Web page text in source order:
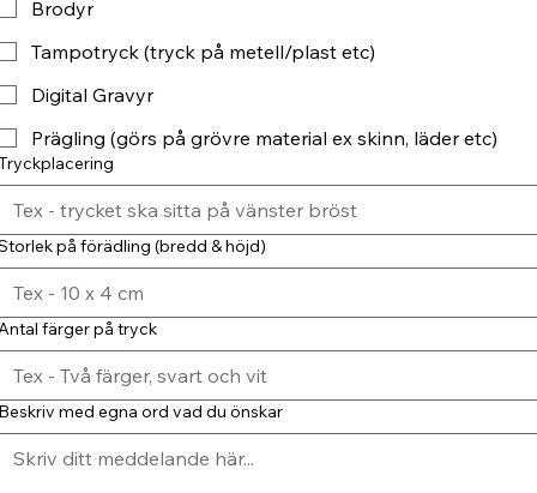
Brodyr
Tampotryck (tryck på metell/plast etc)
Digital Gravyr
Prägling (görs på grövre material ex skinn, läder etc)
på förädling (bredd & höjd)
färger på tryck
med egna ord vad du önskar